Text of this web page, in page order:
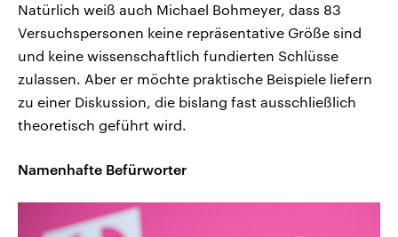
Natürlich weiß auch Michael Bohmeyer, dass 83
Versuchspersonen keine repräsentative Größe sind
und keine wissenschaftlich fundierten Schlüsse
zulassen. Aber er möchte praktische Beispiele liefern
zu einer Diskussion, die bislang fast ausschließlich
theoretisch geführt wird.
Namenhafte Befürworter